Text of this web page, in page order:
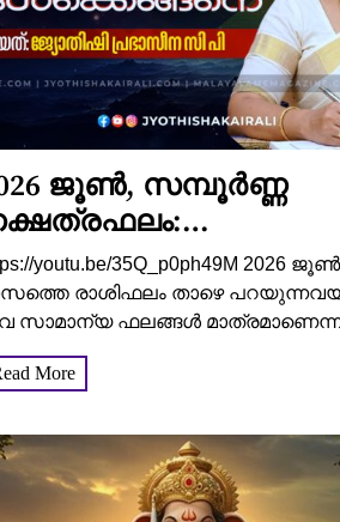
ജൂൺ, സമ്പൂർണ്ണ
youtu.be/35Q_p0ph49M 2026 ജൂൺ
രാശിഫലം താഴെ
സാമാന്യ ഫലങ്ങൾ
ഗുണദോഷങ്ങൾ
(അശ്വതി, ഭരണി, കാർത്തിക
More